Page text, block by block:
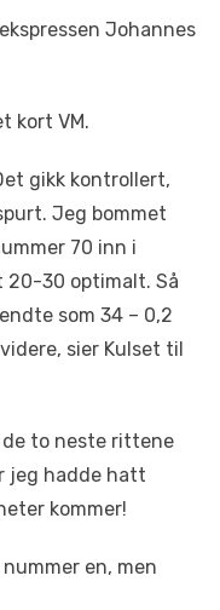
Johannes
kort VM.
gikk kontrollert,
Jeg bommet
70 inn i
30 optimalt. Så
som 34 – 0,2
sier Kulset til
to neste rittene
jeg hadde hatt
kommer!
en, men